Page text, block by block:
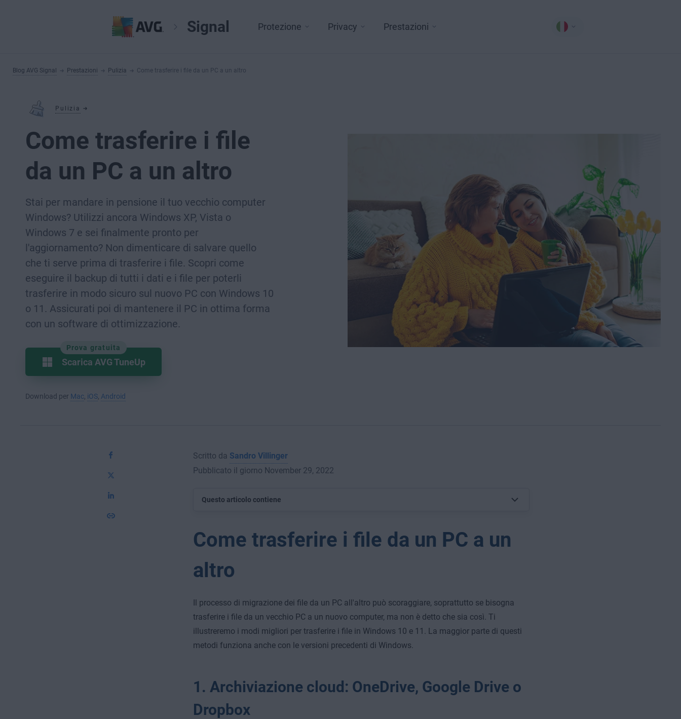
Signal Protezione Privacy Prestazioni
Blog AVG Signal Prestazioni Pulizia Come trasferire i file da un PC a un altro
Pulizia
Come trasferire i file
da un PC a un altro
Stai per mandare in pensione il tuo vecchio computer
Windows? Utilizzi ancora Windows XP, Vista o
Windows 7 e sei finalmente pronto per
l'aggiornamento? Non dimenticare di salvare quello
che ti serve prima di trasferire i file. Scopri come
eseguire il backup di tutti i dati e i file per poterli
trasferire in modo sicuro sul nuovo PC con Windows 10
o 11. Assicurati poi di mantenere il PC in ottima forma
con un software di ottimizzazione.
Prova gratuita
Scarica AVG TuneUp
Download per Mac iOS Android
Scritto da Sandro Villinger
Pubblicato il giorno November 29, 2022
Questo articolo contiene
Come trasferire i file da un PC a un
altro
Il processo di migrazione dei file da un PC all'altro può scoraggiare, soprattutto se bisogna
trasferire i file da un vecchio PC a un nuovo computer, ma non è detto che sia così. Ti
illustreremo i modi migliori per trasferire i file in Windows 10 e 11. La maggior parte di questi
metodi funziona anche con le versioni precedenti di Windows.
1. Archiviazione cloud: OneDrive, Google Drive o
Dropbox